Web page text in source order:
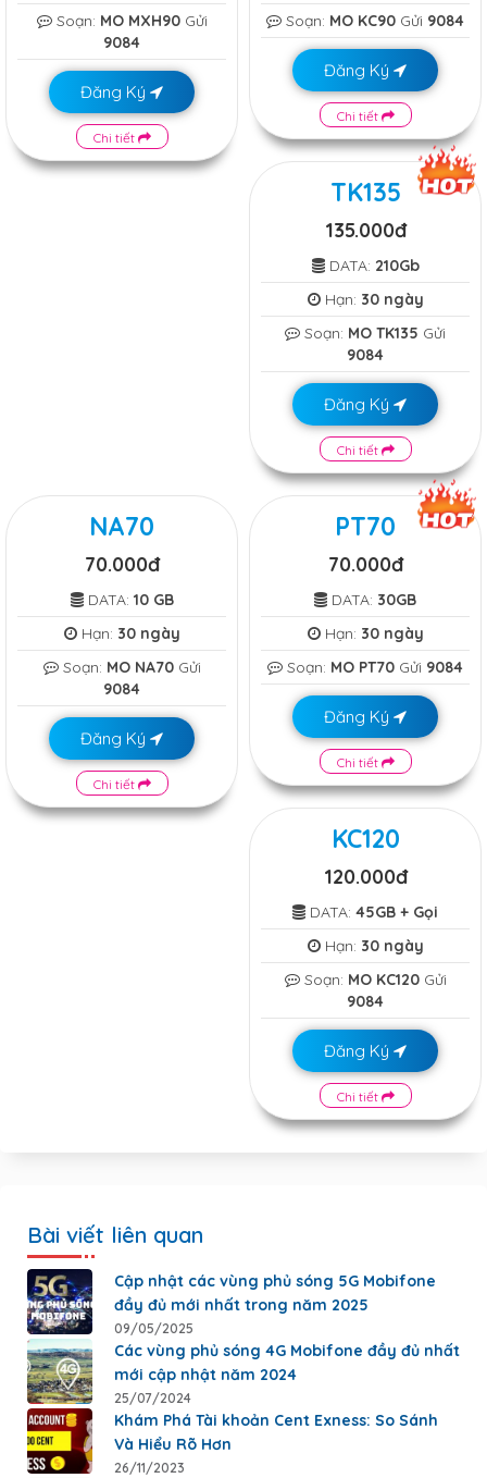
Soạn: MO MXH90Gửi
9084
Đăng Ký
Chi tiết
Soạn: MO KC90 Gửi 9084
Đăng Ký
Chi tiết
TK135
135.000đ
DATA: 210Gb
Hạn: 30 ngày
Soạn: MO TK135 Gửi
9084
Đăng Ký
Chi tiết
NA70
70.000đ
DATA: 10 GB
Hạn: 30 ngày
Soạn: MO NA70Gửi
9084
Đăng Ký
Chi tiết
PT70
70.000đ
DATA: 30GB
Hạn: 30 ngày
Soạn: MO PT70 Gửi 9084
Đăng Ký
Chi tiết
KC120
120.000đ
DATA: 45GB + Gọi
Hạn: 30 ngày
Soạn: MO KC120Gửi
9084
Đăng Ký
Chi tiết
Bài viết liên quan
Cập nhật các vùng phủ sóng 5G Mobifone
đầy đủ mới nhất trong năm 2025
09/05/2025
Các vùng phủ sóng 4G Mobifone đầy đủ nhất
mới cập nhật năm 2024
25/07/2024
Khám Phá Tài khoản Cent Exness: So Sánh
Và Hiểu Rõ Hơn
26/11/2023